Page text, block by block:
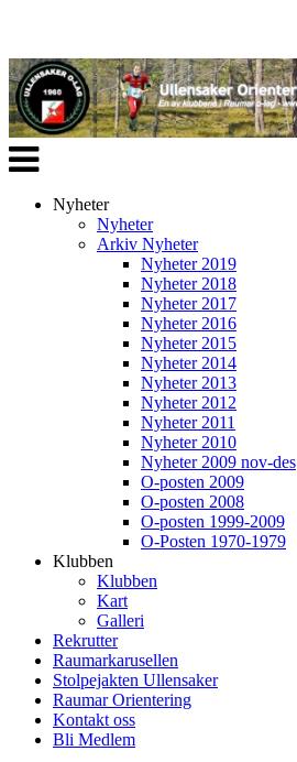
Veksle
navigasjon
Nyheter
Nyheter
Arkiv Nyheter
Nyheter 2019
Nyheter 2018
Nyheter 2017
Nyheter 2016
Nyheter 2015
Nyheter 2014
Nyheter 2013
Nyheter 2012
Nyheter 2011
Nyheter 2010
Nyheter 2009 nov-des
O-posten 2009
O-posten 2008
O-posten 1999-2009
O-Posten 1970-1979
Klubben
Klubben
Kart
Galleri
Rekrutter
Raumarkarusellen
Stolpejakten Ullensaker
Raumar Orientering
Kontakt oss
Bli Medlem